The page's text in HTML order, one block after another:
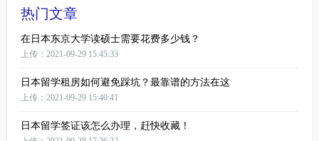
热门文章
在日本东京大学读硕士需要花费多少钱？
上传：2021-09-29 15:45:33
日本留学租房如何避免踩坑？最靠谱的方法在这
上传：2021-09-29 15:40:41
日本留学签证该怎么办理，赶快收藏！